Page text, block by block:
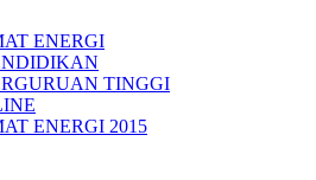
ENERGI
TINGGI
ENERGI 2015